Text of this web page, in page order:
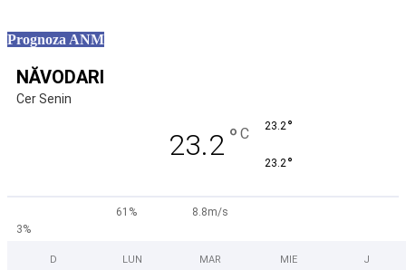
Prognoza ANM
NĂVODARI
Cer Senin
23.2 ° C 23.2°
23.2°
61%
8.8m/s
3%
D LUN MAR MIE J